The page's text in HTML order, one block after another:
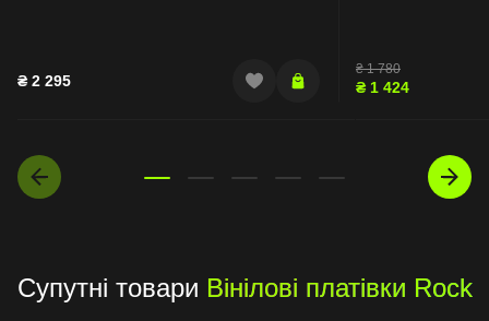
₴ 2 295
₴1 780
₴ 1 424
Супутні товари Вінілові платівки Rock